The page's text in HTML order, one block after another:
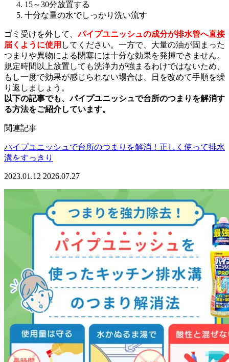
15～30分放置する
十分な量の水でしっかり洗い流す
ゴミ受けを外して、パイプユニッシュの成分が排水管へ直接
届くように使用 してください。一方で、大量の油が固まった
つまりや異物による閉塞には十分な効果を発揮できません。
規定時間以上放置しても洗浄力が強まるわけではないため、
もし一度で効果が感じられない場合は、日を改めて手順を繰
り返しましょう。
以下の記事でも、パイプユニッシュで台所のつまりを解消す
る方法をご紹介しています。
関連記事
パイプユニッシュで台所のつまりを解消！正しく使って排水
溝をすっきり
2023.01.12 2026.07.27